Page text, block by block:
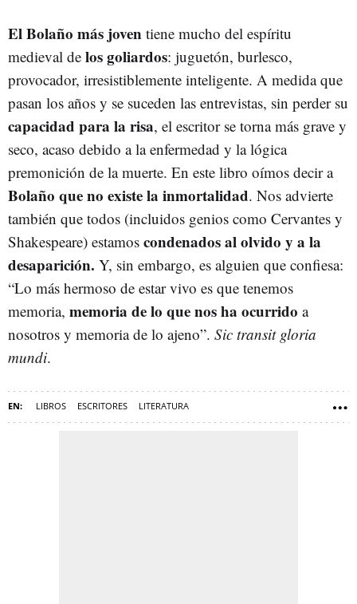
El Bolaño más joven tiene mucho del espíritu
medieval de losgoliardos: juguetón, burlesco,
provocador, irresistiblemente inteligente. A medida que
pasan los años y se suceden las entrevistas, sin perder su
capacidad para la risa, el escritor se torna más grave y
seco, acaso debido a la enfermedad y la lógica
premonición de la muerte. En este libro oímos decir a
Bolaño que no existe la inmortalidad. Nos advierte
también que todos (incluidos genios como Cervantes y
Shakespeare) estamos condenados al olvido y a la
desaparición. Y, sin embargo, es alguien que confiesa:
“Lo más hermoso de estar vivo es que tenemos
memoria, memoria de lo que nos ha ocurrido a
nosotros y memoria de lo ajeno”. Sic transit gloria
mundi.
LIBROS ESCRITORES LITERATURA